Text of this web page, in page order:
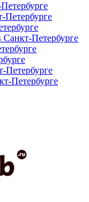
Петербурге
Петербурге
Петербурге
Петербурге